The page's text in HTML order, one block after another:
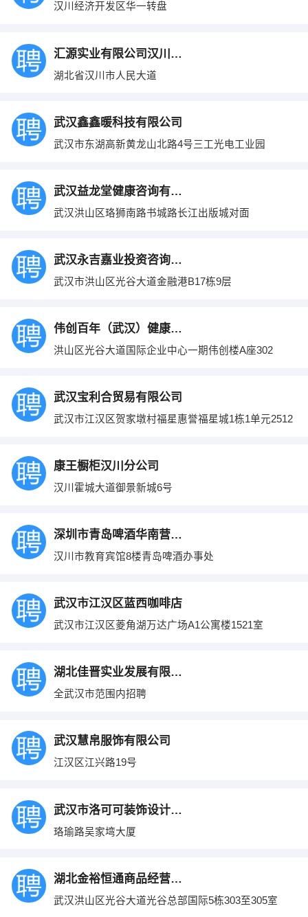
汉川经济开发区华一转盘
汇源实业有限公司汉川分销处
湖北省汉川市人民大道
武汉鑫鑫暖科技有限公司
武汉市东湖高新黄龙山北路4号三工光电工业园
武汉益龙堂健康咨询有限公司
武汉洪山区珞狮南路书城路长江出版城对面
武汉永吉嘉业投资咨询有限公司
武汉市洪山区光谷大道金融港B17栋9层
伟创百年（武汉）健康管理有限公司
洪山区光谷大道国际企业中心一期伟创楼A座302
武汉宝利合贸易有限公司
武汉市江汉区贺家墩村福星惠誉福星城1栋1单元2512
康王橱柜汉川分公司
汉川霍城大道御景新城6号
深圳市青岛啤酒华南营销有限公司
汉川市教育宾馆8楼青岛啤酒办事处
武汉市江汉区蓝西咖啡店
武汉市江汉区菱角湖万达广场A1公寓楼1521室
湖北佳晋实业发展有限公司
全武汉市范围内招聘
武汉慧帛服饰有限公司
江汉区江兴路19号
武汉市洛可可装饰设计有限公司
珞瑜路吴家塆大厦
湖北金裕恒通商品经营有限公司
武汉洪山区光谷大道光谷总部国际5栋303至305室